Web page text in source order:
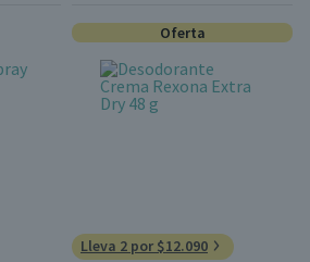
Oferta
Lleva 2 por $12.090